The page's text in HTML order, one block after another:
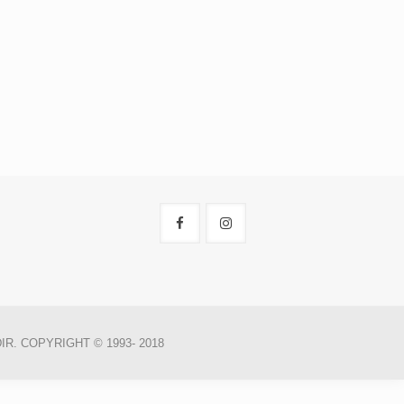
COPYRIGHT © 1993- 2018